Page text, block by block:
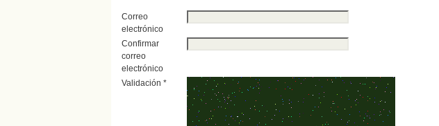
Correo
electrónico
Confirmar
correo
electrónico
Validación *